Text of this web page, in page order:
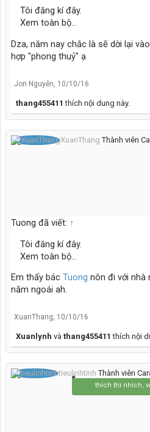
Tôi đăng kí đây.
Xem toàn bộ...
Dza, năm nay chắc là sẽ dời lại
hợp "phong thuỷ" ạ
Jon Nguyễn, 10/10/16
thang455411 thích nội dung này.
XuanThang Thành viên
Tuong đã viết: ↑
Tôi đăng kí đây.
Xem toàn bộ...
Em thấy bác Tuong nôn đi với nhà
năm ngoái ah.
XuanThang, 10/10/16
Xuanlynh và thang455411 thích nội
tieulinhtinh Thành viên
thích thì nhích, vợ